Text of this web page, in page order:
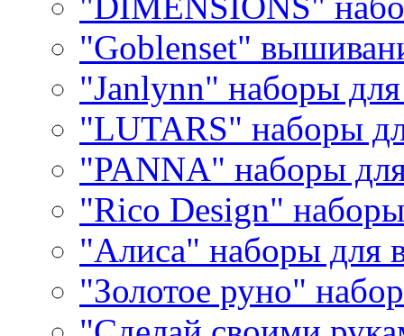
"Goblenset"
"Janlynn" наборы
"LUTARS" наборы
"PANNA" наборы
"Rico Design"
"Алиса" наборы для
"Золотое руно"